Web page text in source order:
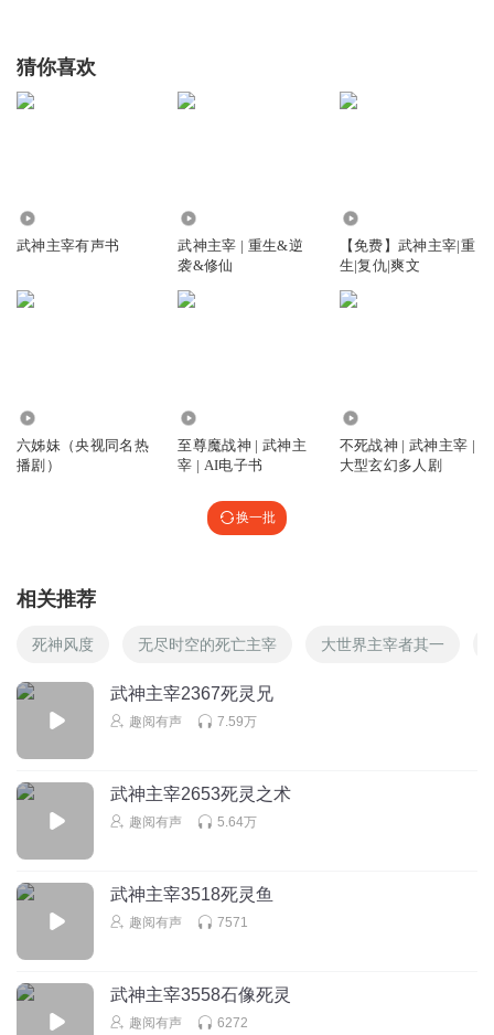
猜你喜欢
武神主宰有声书
武神主宰 | 重生&逆
袭&修仙
【免费】武神主宰|重
生|复仇|爽文
六姊妹（央视同名热
播剧）
至尊魔战神 | 武神主
宰 | AI电子书
不死战神 | 武神主宰 |
大型玄幻多人剧
换一批
相关推荐
死神风度 无尽时空的死亡主宰 大世界主宰者其一
武神主宰2367死灵兄
趣阅有声 7.59万
武神主宰2653死灵之术
趣阅有声 5.64万
武神主宰3518死灵鱼
趣阅有声 7571
武神主宰3558石像死灵
趣阅有声 6272